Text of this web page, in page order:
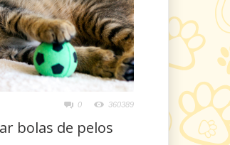
0 360389
bolas de pelos